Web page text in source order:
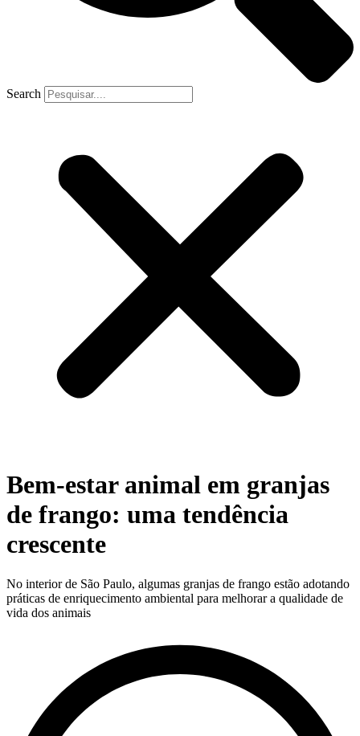
Search
Bem-estar animal em granjas
de frango: uma tendência
crescente
No interior de São Paulo, algumas granjas de frango estão adotando
práticas de enriquecimento ambiental para melhorar a qualidade de
vida dos animais